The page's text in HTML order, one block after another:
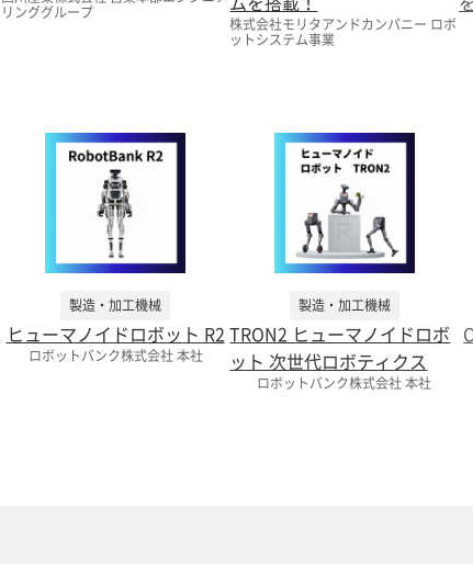
リンググループ
株式会社モリタアンドカンパニー ロボ
ットシステム事業
製造・加工機械
ヒューマノイドロボット R2
ロボットバンク株式会社 本社
製造・加工機械
TRON2 ヒューマノイドロボ
ット 次世代ロボティクス
ロボットバンク株式会社 本社